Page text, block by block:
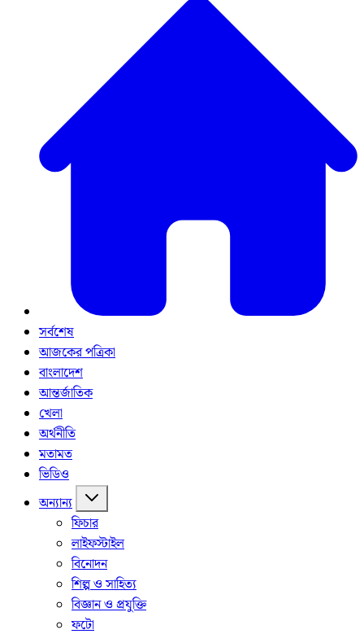
সর্বশেষ
আজকের পত্রিকা
বাংলাদেশ
আন্তর্জাতিক
খেলা
অর্থনীতি
মতামত
ভিডিও
অন্যান্য
ফিচার
লাইফস্টাইল
বিনোদন
শিল্প ও সাহিত্য
বিজ্ঞান ও প্রযুক্তি
ফটো